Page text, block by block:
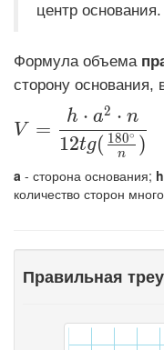
центр основания.
Формула объема
сторону основания,
\displaystyle
V =
12tg( n
180∘ )
h ⋅ a2 ⋅ n
a - сторона основания; h
количество сторон
Правильная